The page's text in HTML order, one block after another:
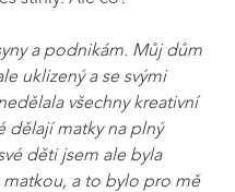
a podnikám. Můj dům
uklizený a se svými
všechny kreativní
dělají matky na plný
děti jsem ale byla
a to bylo pro mě